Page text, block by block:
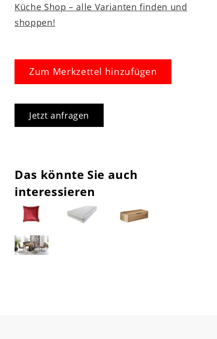
Küche Shop – alle Varianten finden und
shoppen!
Zum Merkzettel hinzufügen
Jetzt anfragen
Das könnte Sie auch
interessieren